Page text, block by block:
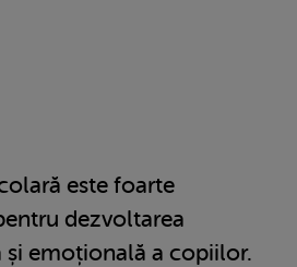
este foarte
dezvoltarea
emoțională a copiilor.